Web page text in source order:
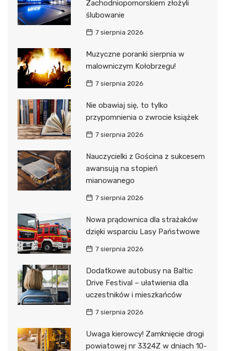
Zachodniopomorskiem złożyli
ślubowanie
7 sierpnia 2026
Muzyczne poranki sierpnia w
malowniczym Kołobrzegu!
7 sierpnia 2026
Nie obawiaj się, to tylko
przypomnienia o zwrocie książek
7 sierpnia 2026
Nauczycielki z Gościna z sukcesem
awansują na stopień
mianowanego
7 sierpnia 2026
Nowa prądownica dla strażaków
dzięki wsparciu Lasy Państwowe
7 sierpnia 2026
Dodatkowe autobusy na Baltic
Drive Festival – ułatwienia dla
uczestników i mieszkańców
7 sierpnia 2026
Uwaga kierowcy! Zamknięcie drogi
powiatowej nr 3324Z w dniach 10-